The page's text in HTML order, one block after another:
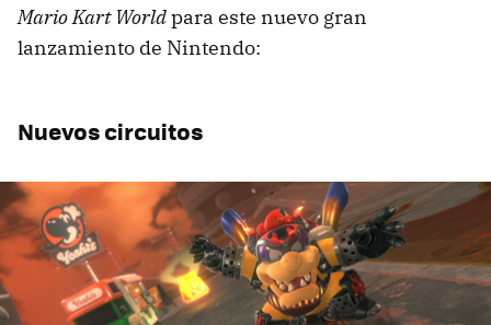
Mario Kart Worldpara este nuevo gran
lanzamiento de Nintendo:
Nuevos circuitos